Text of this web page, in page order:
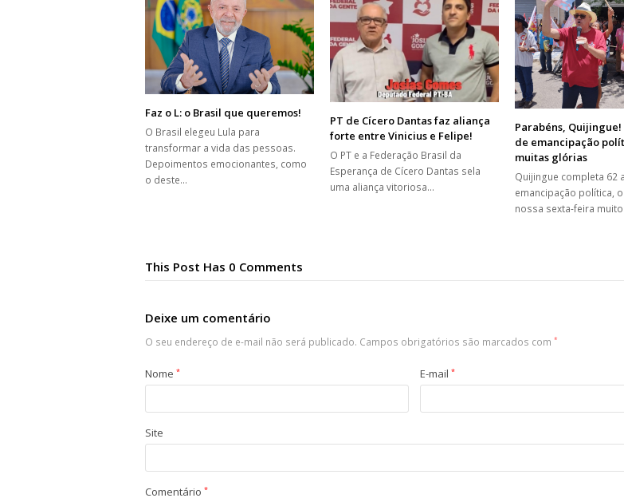
Faz o L: o Brasil que queremos!
O Brasil elegeu Lula para
transformar a vida das pessoas.
Depoimentos emocionantes, como
o deste…
PT de Cícero Dantas faz aliança
forte entre Vinicius e Felipe!
O PT e a Federação Brasil da
Esperança de Cícero Dantas sela
uma aliança vitoriosa…
Parabéns, Quijingue!
de emancipação
muitas glórias
Quijingue completa 62
emancipação política,
nossa sexta-feira
This Post Has 0 Comments
Deixe um comentário
O seu endereço de e-mail não será publicado. Campos obrigatórios são marcados com *
Nome * E-mail *
Site
Comentário *